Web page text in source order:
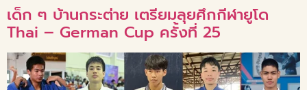
เด็ก ๆ บ้านกระต่าย เตรียมลุยศึกกีฬายูโด
Thai – German Cup ครั้งที่ 25